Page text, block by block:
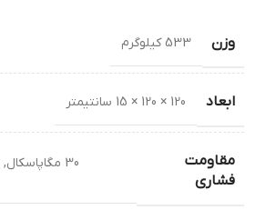
وزن 533 کیلوگرم
ابعاد 120 × 120 × 15 سانتیمتر
مقاومت
فشاری
30 مگاپاسکال ,